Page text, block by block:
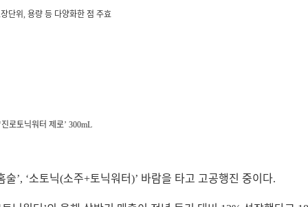
단위 , 용량 등 다양화한 점 주효
진로토닉워터 제로’ 300mL
술’, ‘소토닉(소주+토닉워터)’ 바람을 타고 고공행진 중이다.